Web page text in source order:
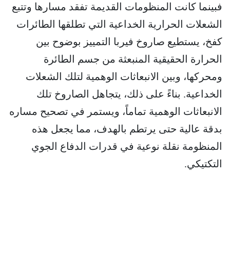
فبينما كانت المنظومات القديمة تفقد مسارها وتتبع
الشعلات الحرارية الخداعية التي تطلقها الطائرات
كفخ، يستطيع صاروخ فيربا التمييز بوضوح بين
الحرارة الحقيقية المنبعثة من جسم الطائرة
ومحركها، وبين الانبعاثات الوهمية لتلك الشعلات
الخداعية. بناءً على ذلك، يتجاهل الصاروخ تلك
الانبعاثات الوهمية تماماً، ويستمر في تصحيح مساره
بدقة عالية حتى يرتطم بالهدف، مما يجعل هذه
المنظومة نقلة نوعية في قدرات الدفاع الجوي
التكتيكي.